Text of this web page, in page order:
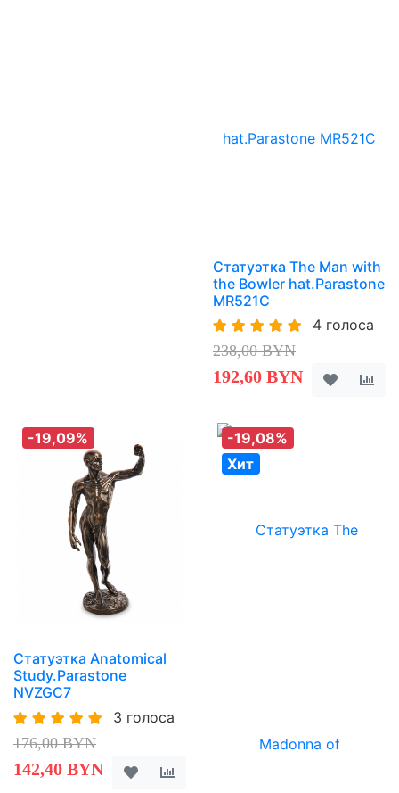
Статуэтка The Man with
the Bowler hat.Parastone
MR521C
4 голоса
238,00 BYN
192,60 BYN
-19,09%
Статуэтка Anatomical
Study.Parastone
NVZGC7
3 голоса
176,00 BYN
142,40 BYN
-19,08%
Хит